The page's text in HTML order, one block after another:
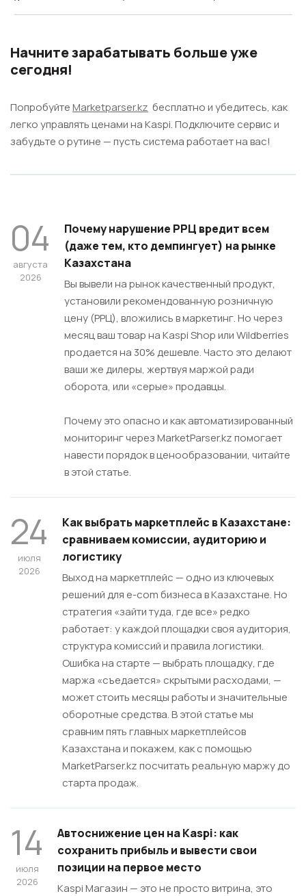
Начните зарабатывать больше уже
сегодня!
ПопробуйтеMarketparser.kz бесплатно и убедитесь, как
легко управлять ценами на Kaspi. Подключите сервис и
забудьте о рутине — пусть система работает на вас!
04
августа
2026
Почему нарушение РРЦ вредит всем
(даже тем, кто демпингует) на рынке
Казахстана
Вы вывели на рынок качественный продукт,
установили рекомендованную розничную
цену (РРЦ), вложились в маркетинг. Но через
месяц ваш товар на Kaspi Shop или Wildberries
продается на 30% дешевле. Часто это делают
ваши же дилеры, жертвуя маржой ради
оборота, или «серые» продавцы.
Почему это опасно и как автоматизированный
мониторинг через MarketParser.kz помогает
навести порядок в ценообразовании, читайте
в этой статье.
24
июля
2026
Как выбрать маркетплейс в Казахстане:
сравниваем комиссии, аудиторию и
логистику
Выход на маркетплейс — одно из ключевых
решений для e-com бизнеса в Казахстане. Но
стратегия «зайти туда, где все» редко
работает: у каждой площадки своя аудитория,
структура комиссий и правила логистики.
Ошибка на старте — выбрать площадку, где
маржа «съедается» скрытыми расходами, —
может стоить месяцы работы и значительные
оборотные средства. В этой статье мы
сравним пять главных маркетплейсов
Казахстана и покажем, как с помощью
MarketParser.kz посчитать реальную маржу до
старта продаж.
14
июля
2026
Автоснижение цен на Kaspi: как
сохранить прибыль и вывести свои
позиции на первое место
Kaspi Магазин — это не просто витрина, это